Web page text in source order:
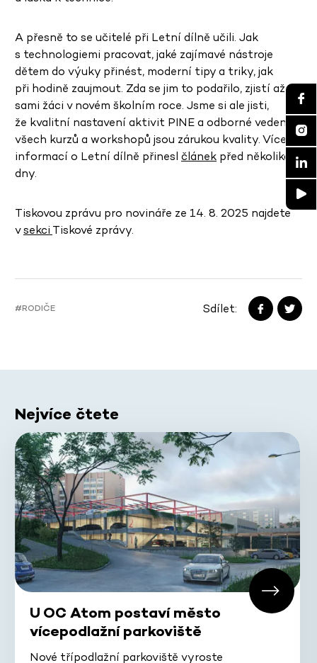
A přesně to se učitelé při Letní dílně učili. Jak
s technologiemi pracovat, jaké zajímavé nástroje
dětem do výuky přinést, moderní tipy a triky, jak
při hodině zaujmout. Zda se jim to podařilo, zjistí až
sami žáci v novém školním roce. Jsme si ale jisti,
že kvalitní nastavení aktivit PINE a odborné vedení
všech kurzů a workshopů jsou zárukou kvality. Více
informací o Letní dílně přinesl článek před několika
dny.
Tiskovou zprávu pro novináře ze 14. 8. 2025 najdete
vsekci Tiskové zprávy.
#RODIČE Sdílet:
Nejvíce čtete
U OC Atom postaví město
vícepodlažní parkoviště
Nové třípodlažní parkoviště vyroste